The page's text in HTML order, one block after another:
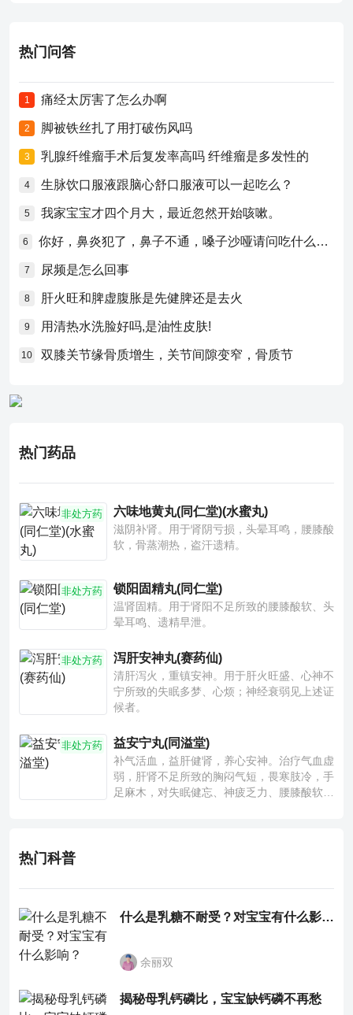
热门问答
1 痛经太厉害了怎么办啊
2 脚被铁丝扎了用打破伤风吗
3 乳腺纤维瘤手术后复发率高吗 纤维瘤是多发性的
4 生脉饮口服液跟脑心舒口服液可以一起吃么？
5 我家宝宝才四个月大，最近忽然开始咳嗽。
6 你好，鼻炎犯了，鼻子不通，嗓子沙哑请问吃什么药比较好？
7 尿频是怎么回事
8 肝火旺和脾虚腹胀是先健脾还是去火
9 用清热水洗脸好吗,是油性皮肤!
10 双膝关节缘骨质增生，关节间隙变窄，骨质节
热门药品
非处方药 六味地黄丸(同仁堂)(水蜜丸)
滋阴补肾。用于肾阴亏损，头晕耳鸣，腰膝酸
软，骨蒸潮热，盗汗遗精。
非处方药 锁阳固精丸(同仁堂)
温肾固精。用于肾阳不足所致的腰膝酸软、头
晕耳鸣、遗精早泄。
非处方药 泻肝安神丸(赛药仙)
清肝泻火，重镇安神。用于肝火旺盛、心神不
宁所致的失眠多梦、心烦；神经衰弱见上述证
候者。
非处方药 益安宁丸(同溢堂)
补气活血，益肝健肾，养心安神。治疗气血虚
弱，肝肾不足所致的胸闷气短，畏寒肢冷，手
足麻木，对失眠健忘、神疲乏力、腰膝酸软也
热门科普
什么是乳糖不耐受？对宝宝有什么影响？
余丽双
揭秘母乳钙磷比，宝宝缺钙磷不再愁